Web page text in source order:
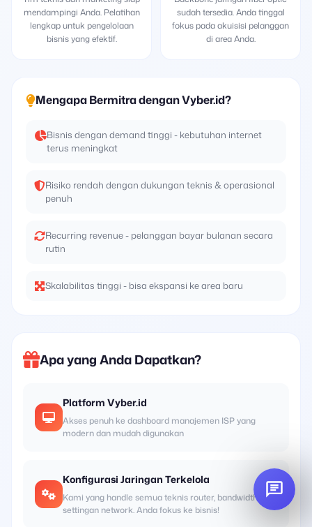
mendampingi Anda. Pelatihan
lengkap untuk pengelolaan
bisnis yang efektif.
sudah tersedia. Anda tinggal
fokus pada akuisisi pelanggan
di area Anda.
Mengapa Bermitra dengan Vyber.id?
Bisnis dengan demand tinggi - kebutuhan internet
terus meningkat
Risiko rendah dengan dukungan teknis & operasional
penuh
Recurring revenue - pelanggan bayar bulanan secara
rutin
Skalabilitas tinggi - bisa ekspansi ke area baru
Apa yang Anda Dapatkan?
Platform Vyber.id
Akses penuh ke dashboard manajemen ISP yang
modern dan mudah digunakan
Konfigurasi Jaringan Terkelola
Kami yang handle semua teknis router, bandwidth, dan
settingan network. Anda fokus ke bisnis!